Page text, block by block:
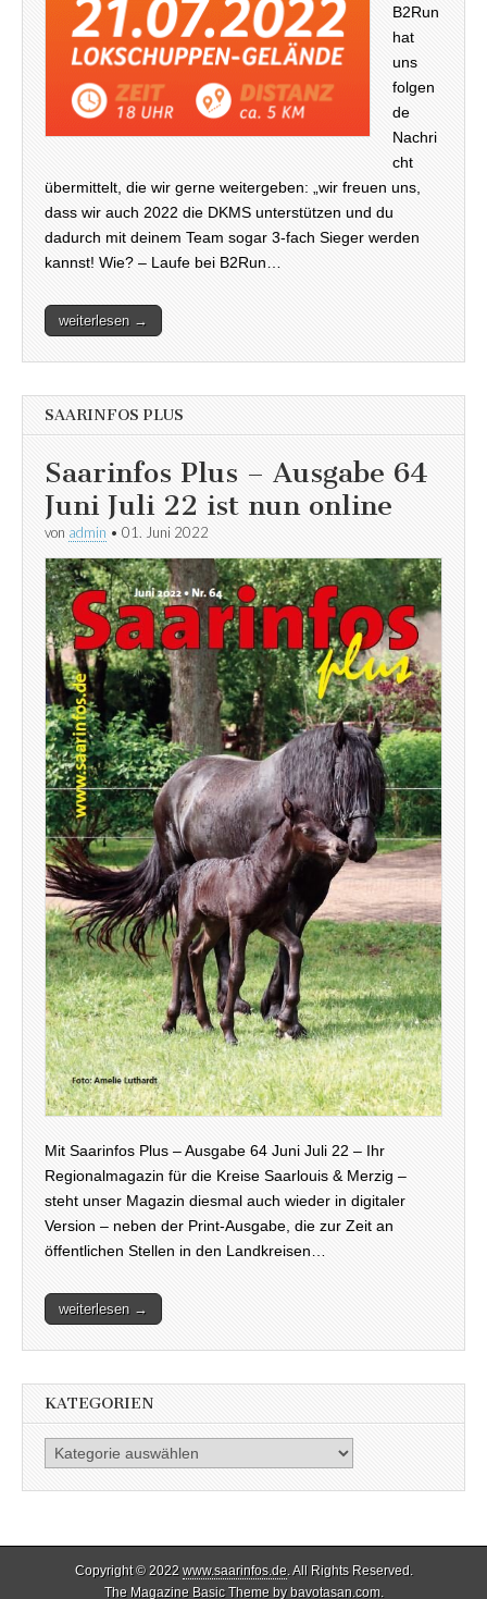
B2Run
hat
uns
folgen
de
Nachri
cht
übermittelt, die wir gerne weitergeben: „wir freuen uns,
dass wir auch 2022 die DKMS unterstützen und du
dadurch mit deinem Team sogar 3-fach Sieger werden
kannst! Wie? – Laufe bei B2Run…
weiterlesen →
SAARINFOS PLUS
Saarinfos Plus – Ausgabe 64
Juni Juli 22 ist nun online
von admin • 01. Juni 2022
Mit Saarinfos Plus – Ausgabe 64 Juni Juli 22 – Ihr
Regionalmagazin für die Kreise Saarlouis & Merzig –
steht unser Magazin diesmal auch wieder in digitaler
Version – neben der Print-Ausgabe, die zur Zeit an
öffentlichen Stellen in den Landkreisen…
weiterlesen →
KATEGORIEN
Kategorien
Copyright © 2022 www.saarinfos.de. All Rights Reserved.
The Magazine Basic Theme bybavotasan.com.